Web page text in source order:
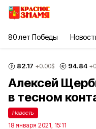
80 лет Победы
82.17 +0.00$ 94.84
Алексей
в тесном
Новость
18 января 2021, 15:11